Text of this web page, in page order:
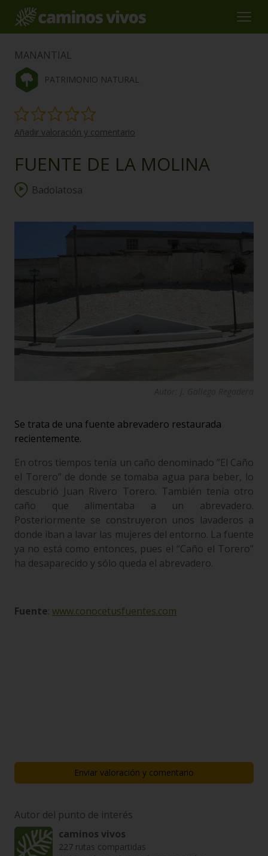
MANANTIAL
PATRIMONIO NATURAL
Añadir valoración y comentario
FUENTE DE LA MOLINA
Badolatosa
Se trata de una fuente abrevadero restaurada
recientemente.
En otros tiempos tenía un caño denominado ”El Caño
el Torero” de donde se tomaba agua para beber, lo
descubrió Juan Rivero Torero. También tenía otro
caño que alimentaba a un abrevadero.
Posteriormente se construyeron unos lavaderos a
donde iban a lavar las mujeres del entorno. La fuente
ya no está como entonces, pues el “Caño el Torero”
ha desaparecido y sólo queda el abrevadero.
Fuente: www.conocetusfuentes.com
Enviar valoración y comentario
Autor del punto de interés
caminos vivos
227 rutas compartidas